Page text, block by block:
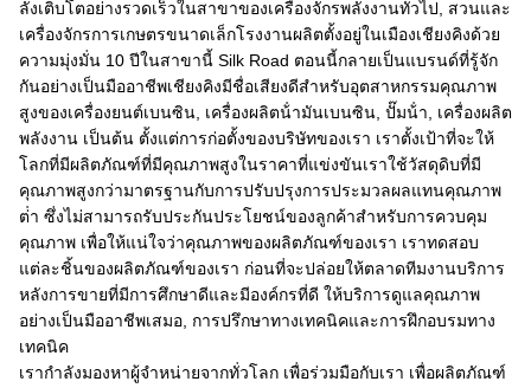
ลังเติบโตอย่างรวดเร็วในสาขาของเครื่องจักรพลังงานทั่วไป, สวนและ
เครื่องจักรการเกษตรขนาดเล็กโรงงานผลิตตั้งอยู่ในเมืองเชียงคิงด้วย
ความมุ่งมั่น 10 ปีในสาขานี้ Silk Road ตอนนี้กลายเป็นแบรนด์ที่รู้จัก
กันอย่างเป็นมืออาชีพเชียงคิงมีชื่อเสียงดีสําหรับอุตสาหกรรมคุณภาพ
สูงของเครื่องยนต์เบนซิน, เครื่องผลิตน้ํามันเบนซิน, ปั๊มน้ํา, เครื่องผลิต
พลังงาน เป็นต้น ตั้งแต่การก่อตั้งของบริษัทของเรา เราตั้งเป้าที่จะให้
โลกที่มีผลิตภัณฑ์ที่มีคุณภาพสูงในราคาที่แข่งขันเราใช้วัสดุดิบที่มี
คุณภาพสูงกว่ามาตรฐานกับการปรับปรุงการประมวลผลแทนคุณภาพ
ต่ํา ซึ่งไม่สามารถรับประกันประโยชน์ของลูกค้าสําหรับการควบคุม
คุณภาพ เพื่อให้แน่ใจว่าคุณภาพของผลิตภัณฑ์ของเรา เราทดสอบ
แต่ละชิ้นของผลิตภัณฑ์ของเรา ก่อนที่จะปล่อยให้ตลาดทีมงานบริการ
หลังการขายที่มีการศึกษาดีและมีองค์กรที่ดี ให้บริการดูแลคุณภาพ
อย่างเป็นมืออาชีพเสมอ, การปรึกษาทางเทคนิคและการฝึกอบรมทาง
เทคนิค
เรากําลังมองหาผู้จําหน่ายจากทั่วโลก เพื่อร่วมมือกับเรา เพื่อผลิตภัณฑ์